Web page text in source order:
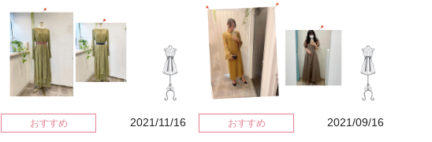
レスはすぐに予約が入ってしまうの
でネットレンタルもおすすめです♡
是非ご利用くださいね♪
ら季節に合わせてバッグも選びたい
♡今回は春夏におすすめのスカイブ
ルーのクラッチバッグをご紹介しま
す。 もうこのバッグだけで春夏らし
さが溢れ出ています♡例えば…大人
気のブルードレスに合わせてみる
と。 →→Ameri Vintageのドレス9号
→→Ameri Vintageのドレス7号こん
せっかくレンタルするんだか
ら、、、今しか着れないドレスや一
度は着てみたいものに是非挑戦して
いただきたいです♡本日は海外ドレ
スで人気の高いイギリスブランドの
ドレスからアンティーク調の色味が
とにかく可愛くて上品なドレス。
おすすめ 2021/11/16 おすすめ 2021/09/16